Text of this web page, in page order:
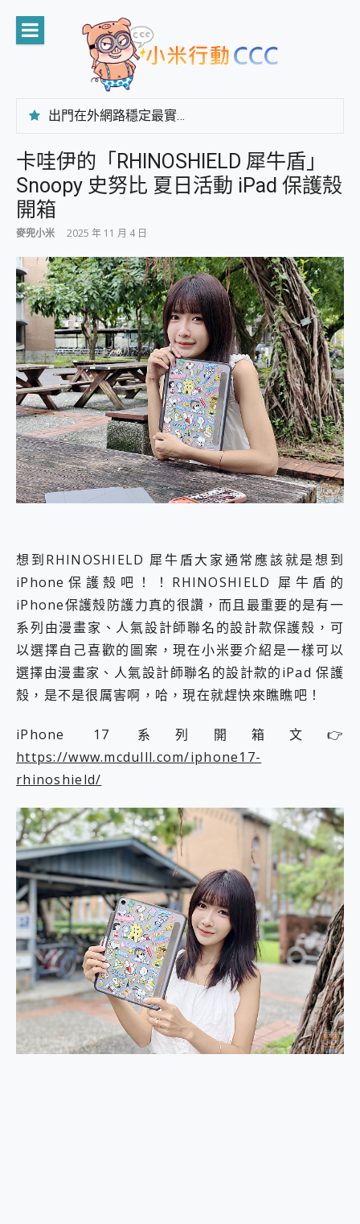
content
出門在外網路穩定最實在 「台灣大哥大」榮獲 4G/5G 在線率全球 NO.3 全台第一與全台六冠王實測心得，走到哪順到哪！
CP 值天花板~ Bongcom BS5 足球君開箱~ 短焦投影機 3千元就能擁有！ 折扣碼在這～
專為 PC上的 XBOX和掌機設計的 FireCuda X1070 SSD 固態硬碟開箱 評測
台灣製攝影機在這裡，100%全無線設計 SpotCam Solo Eco 太陽能防水雲端攝影機 SpotCam Solo 3 2.5K高畫質戶外攝影機 開箱 評測
AI 支付 一錶搞定大小事 Xiaomi Watch 5 開箱 評測
超驚艷 讓人一眼就愛上 LENOVO 聯想 Yoga Book 9 14吋 AI輕薄筆電 開箱 評測
美到讓人超想擁有 moto pad 60 系列 與 Moto | Swarovski razr 60 冰藍限定版本 開箱 評測
好用的 EaseUS Partition Master 讓您輕鬆的移除與格式化有防寫保護的隨身碟或SD卡
一鍵修復模糊影片、舊照的 AI 好幫手! VideoProc Converter AI 新版全解析 × 年末優惠，一篇全看懂
小朋友才做選擇 投影機 RGB藍牙音響 氛圍情境燈 我通通都要！ Starfish 2 幻彩膠囊投影機｜結合「 智慧投影 & 煥彩流動 」的沈浸式生活新體驗
外型超吸晴~ 給您絕佳操控體驗 GravaStar Mercury K1 系列 異星機械鍵盤與 Mercury X 系列 輕量無線電競滑鼠 開箱 評測
開箱~變身「蜘蛛人」椅子軍師！MSI MPG 491CQP QD-OLED 超寬曲面電競螢幕，多工辦公、爽度滿滿的終極桌面體驗
iPhone 17 系列 有認證的防護來囉！ imos 首家導入 UL MCV 行銷宣告驗證的手機配件品牌
DJI Osmo Pocket 3 爽爽帶回家 歡慶 EaseUS 21 週年到來，「Slogan 海報徵稿活動」好康大放送
小巧好吸不擋鏡頭 有Qi2認證的 ONPRO MagReact MXs2 5000mAh薄型磁吸無線急速行動電源 開箱 評測
會走動的冷暖氣 SONY REON POCKET PRO 穿戴式智慧冷暖調溫裝置 開箱 評測
寶可夢飛人外掛iToolab AnyGo全新升級，GO Fest 五折優惠嗨翻天！支援 iOS/Android！
百倍變焦實測~ vivo X200 Pro 與 S25 Ultra 誰能滿足全場景拍攝需求？
超好用的 PLAUD NotePin AI 智慧錄音膠囊~ 您的AI 秘書已上線 每月免費送你 300分鐘轉寫
飛利浦 JS7310 ⚡【電急便｜行動儲能救車電源】 可靠的旅行夥伴！帶給您優異的安全性與強大供電效能
是螢幕也是電視! 一機超多用途「MSI微星 Modern MD272UPSW 27型」 4K IPS 輕薄商用智慧聯網螢幕 開箱 評測
realme 14 Pro 超硬軍規、冰感變色實測，realme 14 5G 遊戲戰鬥值爆表，效能x娛樂全都要！
iPhone、Apple Watch、AirPods耳機 三個設備充電一起搞定 ONPRO MagReact™ M3 3 in 1可攜摺疊無線充電器 開箱 評測
動靜皆宜「HUAWEI FreeArc」開放式耳掛耳機，無感配戴! 超穩超服貼，音質、通話也很優質
好玩好拍 vivo V50 ~ 口袋裡的 Zeiss 潮流攝影棚!
25種洗烘模式一機搞定! Roborock 衣莉莎白 H1 Neo分子篩洗脫烘 AI 滾筒洗衣機
給 MSI Claw 系列電競掌機 最完美的家 MSI Nest Docking Station 掌機專屬擴充底座 開箱 評測
2億 APO蔡司長焦神機降臨~ vivo X200 Pro、vivo X200 就是這麼好拍
EaseUS Vocal Remover 免費線上去聲器一鍵去除人聲 人聲 音樂分離 2024 消除人聲推薦
小體積 40000mAh 超大容量 一次充5個設備 充好充滿 CUKTECH 酷態科 300W 微型充電站 開箱 評測
97.3% 恢復率，資料救援就是這麼簡單 EaseUS Data Recovery Wizard Free 18.0.0 業界最好的資料救援軟體
磁碟系統大風吹 有了 磁碟管理程式 EaseUS Partition Master 就是這麼簡單
全新 SONY Xperia 1 VI 開箱! 相機實測! 長焦覆蓋更遠更清晰、2日長續航、頂尖影音娛樂效能~
Xiaomi 14 Ultra 開箱 評測~ 有深度的 Leica 影像旗艦手機! 加碼小旗艦 Xiaomi 14 開箱 評測
vivo TWS 3e 真無線藍牙耳機智慧降噪升級、音質明亮溫潤，並支援雙設備連接~
MSI Claw 掌機專屬配件包 來囉 完美保護 MSI Claw A1M-026TW 電競掌機
人像旗艦 vivo V30 系列 開箱 評測! 首搭蔡司光學鏡頭、攝影棚級柔光環、拍攝功能最好玩的美拍神機 vivo V30 Pro
多個願望一次滿足 超強散熱 微星 MSI Claw A1M-026TW 電競掌機 開箱 評測
一吸完美對位 擁有超強吸力與超好用的隱磁支架 O-ONE MAG 最會吸的行動電源 開箱 評測
近八千元的 Soundcore Liberty 5 Pro Max，有螢幕的耳機會是智商稅嗎?
榮耀 HONOR 600 Pro x MOLLY Limited Edition 限量版開賣，攜手味全龍進駐大巨蛋萬人盛典
OPPO Reno16 系列銷售亮眼，攜手《Pingu™企鵝家族》推出限量聯名周邊
卡哇伊的「RHINOSHIELD 犀牛盾」
Snoopy 史努比 夏日活動 iPad 保護殼
開箱
麥兜小米 2025 年 11 月 4 日
想到RHINOSHIELD 犀牛盾大家通常應該就是想到
iPhone保護殼吧！！RHINOSHIELD 犀牛盾的
iPhone保護殼防護力真的很讚，而且最重要的是有一
系列由漫畫家、人氣設計師聯名的設計款保護殼，可
以選擇自己喜歡的圖案，現在小米要介紹是一樣可以
選擇由漫畫家、人氣設計師聯名的設計款的iPad 保護
殼，是不是很厲害啊，哈，現在就趕快來瞧瞧吧！
iPhone 17 系列開箱文👉
https://www.mcdulll.com/iphone17-
rhinoshield/